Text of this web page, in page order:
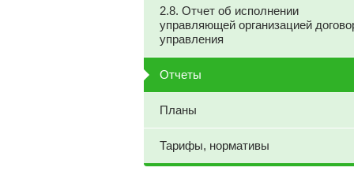
2.8. Отчет об исполнении
управляющей организацией
управления
Отчеты
Планы
Тарифы, нормативы